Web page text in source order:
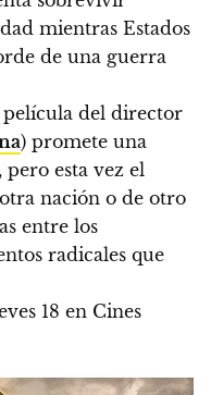
mientras Estados
de una guerra
del director
) promete una
, pero esta vez el
nación o de otro
entre los
radicales que
18 en Cines